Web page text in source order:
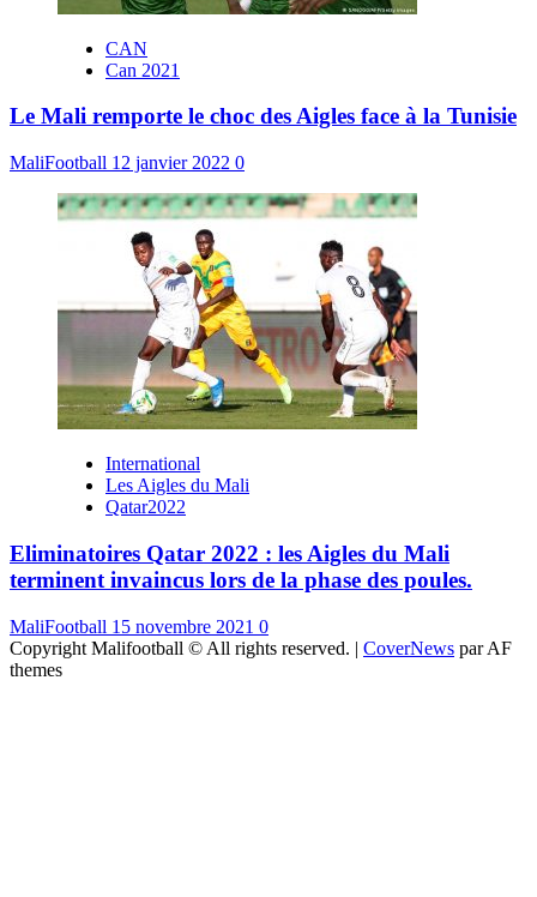
CAN
Can 2021
Le Mali remporte le choc des Aigles face à la Tunisie
MaliFootball 12 janvier 2022 0
International
Les Aigles du Mali
Qatar2022
Eliminatoires Qatar 2022 : les Aigles du Mali
terminent invaincus lors de la phase des poules.
MaliFootball 15 novembre 2021 0
Copyright Malifootball © All rights reserved. | CoverNews par AF
themes